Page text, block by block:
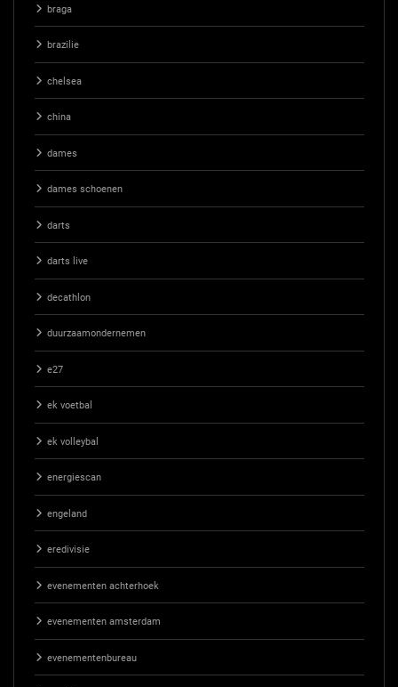
braga
brazilie
chelsea
china
dames
dames schoenen
darts
darts live
decathlon
duurzaamondernemen
e27
ek voetbal
ek volleybal
energiescan
engeland
eredivisie
evenementen achterhoek
evenementen amsterdam
evenementenbureau